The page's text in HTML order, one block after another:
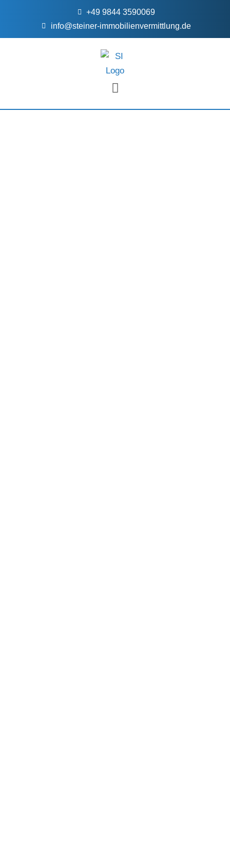
+49 9844 3590069
info@steiner-immobilienvermittlung.de